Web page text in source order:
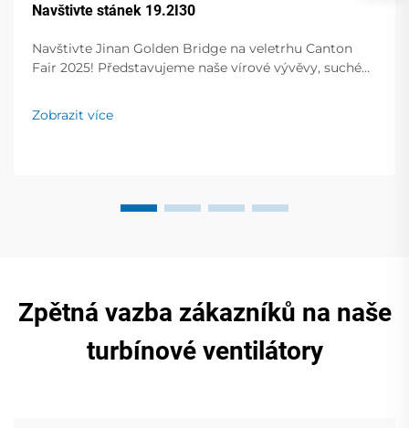
Navštivte stánek 19.2I30
Navštivte Jinan Golden Bridge na veletrhu Canton
Fair 2025! Představujeme naše vírové vývěvy, suché
šroubové kompresory a další. Naživo na stánku
19.2I30. Získejte odborná řešení pro Váš podnik!
Zobrazit více
Zpětná vazba zákazníků na naše
turbínové ventilátory